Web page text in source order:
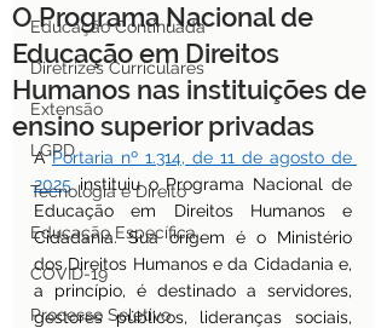
Educação Continuada
Diretrizes Curriculares
Extensão
LGPD
Tecnologia e Direito
Educação Específica
COVID-19
Processo Seletivo
O Programa Nacional de
Educação em Direitos
Humanos nas instituições de
ensino superior privadas
A Portaria nº 1.314, de 11 de agosto de
2025 instituiu o Programa Nacional de
Educação em Direitos Humanos e
Cidadania. Sua origem é o Ministério
dos Direitos Humanos e da Cidadania e,
a princípio, é destinado a servidores,
gestores públicos, lideranças sociais,